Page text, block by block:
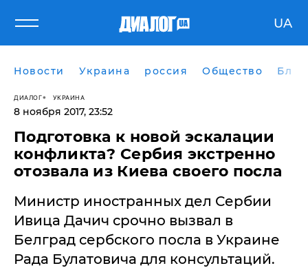
UA
Новости Украина россия Общество
ДИАЛОГ УКРАИНА
8 ноября 2017, 23:52
​Подготовка к новой эскалации
конфликта? Сербия экстренно
отозвала из Киева своего посла
Министр иностранных дел Сербии
Ивица Дачич срочно вызвал в
Белград сербского посла в Украине
Рада Булатовича для консультаций.